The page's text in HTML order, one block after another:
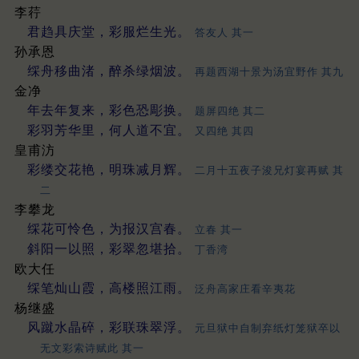
李荇
君趋具庆堂，彩服烂生光。
答友人 其一
孙承恩
䌽舟移曲渚，醉杀绿烟波。
再题西湖十景为汤宜野作 其九
金净
年去年复来，彩色恐彫换。
题屏四绝 其二
彩羽芳华里，何人道不宜。 又四绝 其四
皇甫汸
彩缕交花艳，明珠减月辉。
二月十五夜子浚兄灯宴再赋 其
二
李攀龙
䌽花可怜色，为报汉宫春。
立春 其一
斜阳一以照，彩翠忽堪拾。 丁香湾
欧大任
䌽笔灿山霞，高楼照江雨。
泛舟高家庄看辛夷花
杨继盛
风蹴水晶碎，彩联珠翠浮。
元旦狱中自制弃纸灯笼狱卒以
无文彩索诗赋此 其一